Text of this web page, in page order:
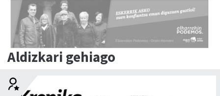
Aldizkari gehiago